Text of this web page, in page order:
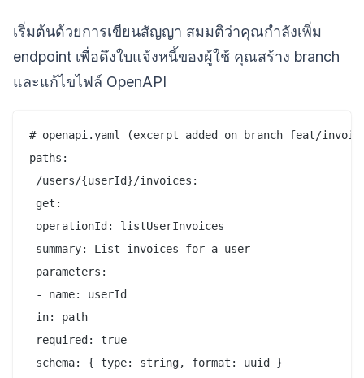
เริ่มต้นด้วยการเขียนสัญญา สมมติว่าคุณกำลังเพิ่ม
endpoint เพื่อดึงใบแจ้งหนี้ของผู้ใช้ คุณสร้าง branch
และแก้ไขไฟล์ OpenAPI
# openapi.yaml (excerpt added on branch feat/
paths:
/users/{userId}/invoices:
get:
operationId: listUserInvoices
summary: List invoices for a user
parameters:
- name: userId
in: path
required: true
schema: { type: string, format: uuid }